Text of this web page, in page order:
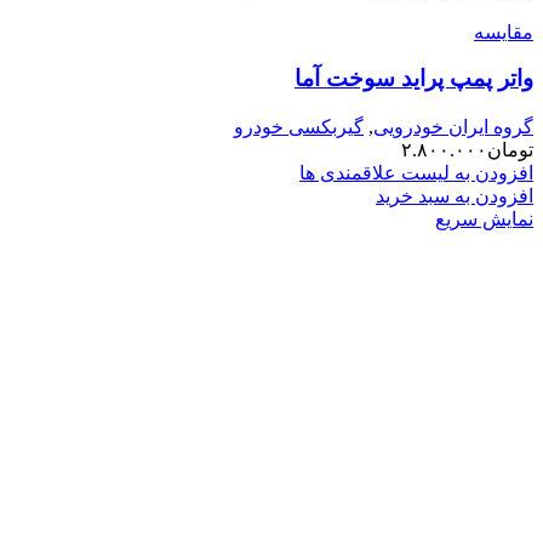
مقایسه
واتر پمپ پراید سوخت آما
گروه ایران خودرویی, گیربکسی خودرو
تومان ۲.۸۰۰.۰۰۰
افزودن به لیست علاقمندی ها
افزودن به سبد خرید
نمایش سریع